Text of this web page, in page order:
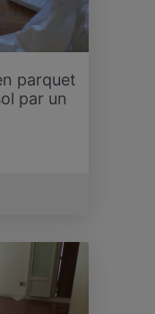
parquet
par un